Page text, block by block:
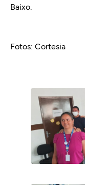
Baixo.
Fotos: Cortesia